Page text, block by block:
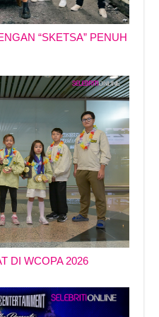
“SKETSA” PENUH
DI WCOPA 2026